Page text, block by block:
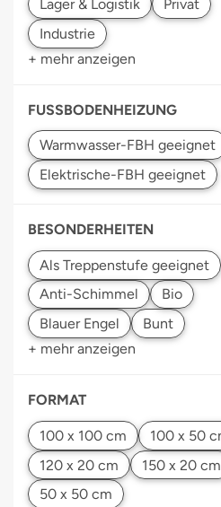
+ mehr anzeigen
FUSSBODENHEIZUNG
BESONDERHEITEN
+ mehr anzeigen
FORMAT